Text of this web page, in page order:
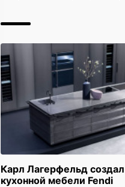
Карл Лагерфельд
кухонной мебели Fendi